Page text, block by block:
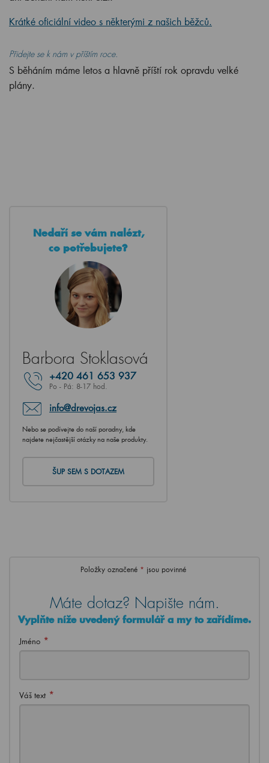
Krátké oficiální video s některými z našich běžců.
Přidejte se k nám v příštím roce.
S běháním máme letos a hlavně příští rok opravdu velké
plány.
Nedaří se vám nalézt,
co potřebujete?
Barbora Stoklasová
+420 461 653 937
Po - Pá: 8-17 hod.
info@drevojas.cz
Nebo se podívejte do naší poradny, kde
najdete nejčastější otázky na naše produkty.
ŠUP SEM S DOTAZEM
Položky označené * jsou povinné
Máte dotaz? Napište nám.
Vyplňte níže uvedený formulář a my to zařídíme.
Jméno *
Váš text *